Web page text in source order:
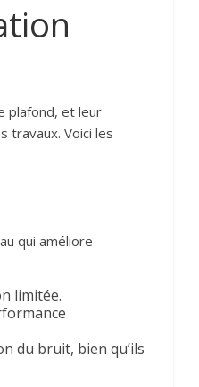
plafond, et leur
travaux. Voici les
qui améliore
limitée.
du bruit, bien qu’ils